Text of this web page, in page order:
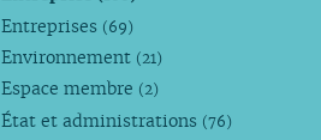
Entreprises (69)
Environnement (21)
Espace membre (2)
État et administrations (76)